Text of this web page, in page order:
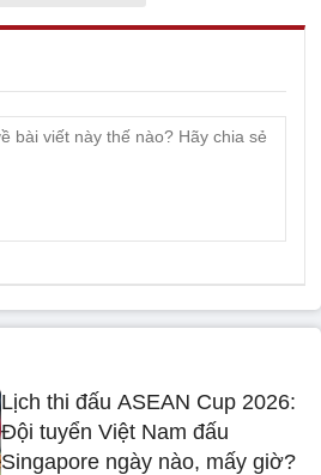
Lịch thi đấu ASEAN Cup 2026:
Đội tuyển Việt Nam đấu
Singapore ngày nào, mấy giờ?